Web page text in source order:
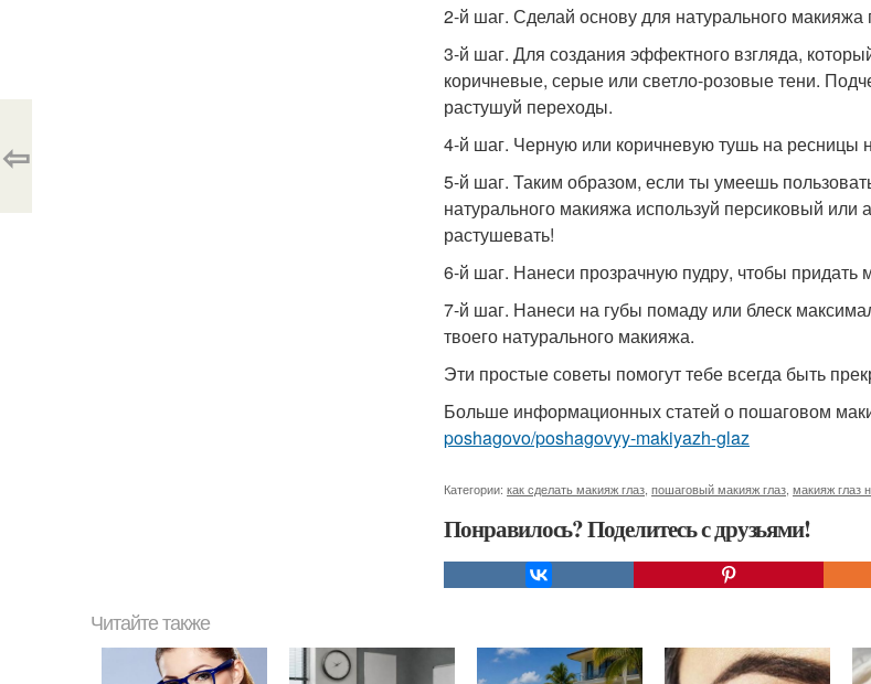
2-й шаг. Сделай основу для натурального
3-й шаг. Для создания эффектного взгляда,
коричневые, серые или светло-розовые тени.
растушуй переходы.
4-й шаг. Черную или коричневую тушь на ресницы
5-й шаг. Таким образом, если ты умеешь
натурального макияжа используй персиковый
растушевать!
6-й шаг. Нанеси прозрачную пудру, чтобы придать
7-й шаг. Нанеси на губы помаду или блеск
твоего натурального макияжа.
Эти простые советы помогут тебе всегда быть
Больше информационных статей о пошаговом
poshagovo/poshagovyy-makiyazh-glaz
Категории: как сделать макияж глаз пошаговый макияж глаз макияж глаз
Понравилось? Поделитесь с друзьями!
⇦
Читайте также